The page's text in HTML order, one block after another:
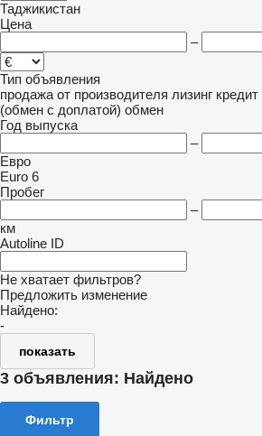
Таджикистан
Цена
–
Тип объявления
продажа от производителя лизинг кредит
(обмен с доплатой) обмен
Год выпуска
–
Евро
Euro 6
Пробег
–
км
Autoline ID
Не хватает фильтров?
Предложить изменение
Найдено:
-
показать
3 объявления: Найдено
Фильтр